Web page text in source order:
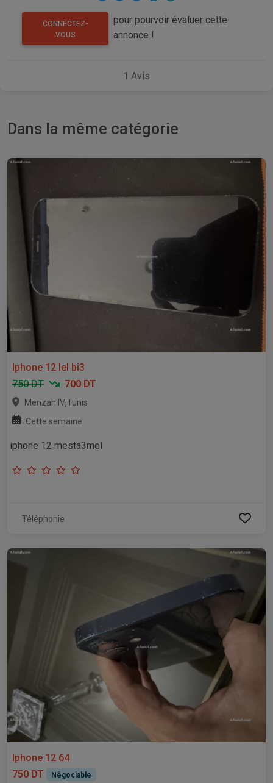
CONNECTEZ-
VOUS
pour pourvoir évaluer cette
annonce !
1 Avis
Dans la même catégorie
Iphone 12 lel bi3
750 DT
700 DT
Menzah IV,Tunis
Cette semaine
iphone 12 mesta3mel
Téléphonie
Iphone 12 64
750 DT
Négociable